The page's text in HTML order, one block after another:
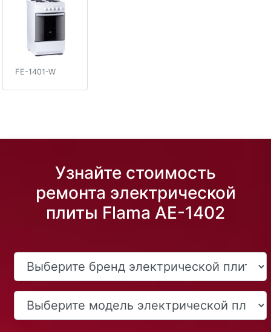
FE-1401-W
Узнайте стоимость
ремонта электрической
плиты Flama AE-1402